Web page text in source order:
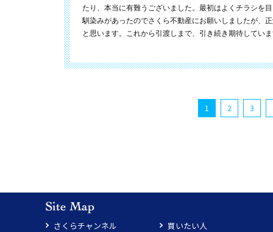
たり、本当に有難うございました。最初はよくチラシを
馴染みがあったのでさくら不動産にお願いしましたが、
と思います。これから引渡しまで、引き続き期待してい
1 2 3
さくらチャンネル
買いたい人